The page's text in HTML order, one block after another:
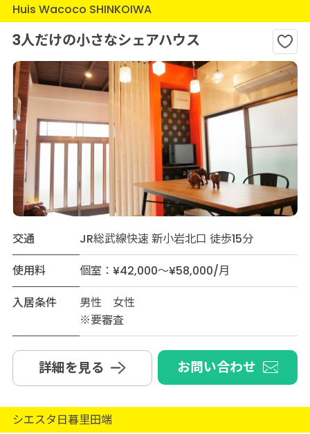
Huis Wacoco SHINKOIWA
3人だけの小さなシェアハウス
交通
JR総武線快速 新小岩北口 徒歩15分
使用料
個室：¥42,000～¥58,000/月
入居条件
男性 女性
※要審査
詳細を見る お問い合わせ
シエスタ日暮里田端